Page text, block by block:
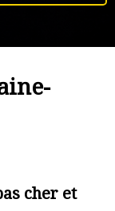
cher et